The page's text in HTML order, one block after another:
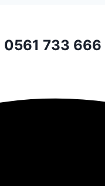
733 666